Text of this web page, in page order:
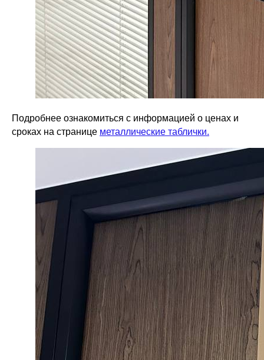
Подробнее ознакомиться с информацией о ценах и
сроках на странице металлические таблички.